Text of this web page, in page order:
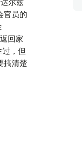
尔兹
官员的
回家
，但
搞清楚